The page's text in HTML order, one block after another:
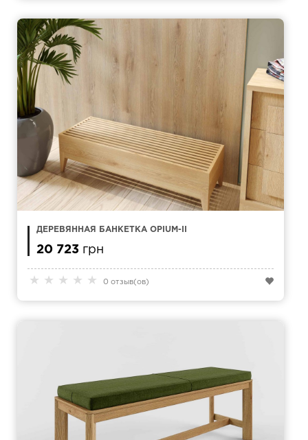
★ ★ ★ ★ ★ 0 отзыв(ов)
ДЕРЕВЯННАЯ БАНКЕТКА OPIUM-II
20 723 грн